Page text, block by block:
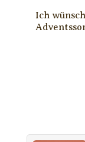
Ich